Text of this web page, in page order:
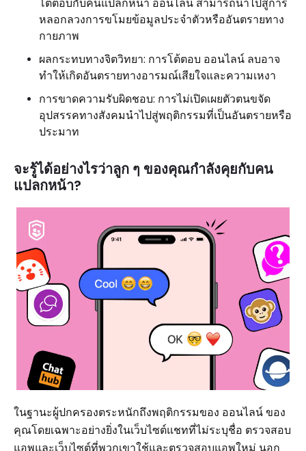
หลอกลวงการขโมยข้อมูลประจำตัวหรืออันตรายทาง
กายภาพ
ผลกระทบทางจิตวิทยา: การโต้ตอบ ออนไลน์ ลบอาจ
ทำให้เกิดอันตรายทางอารมณ์เสียใจและความเหงา
การขาดความรับผิดชอบ: การไม่เปิดเผยตัวตนขจัด
อุปสรรคทางสังคมนำไปสู่พฤติกรรมที่เป็นอันตรายหรือ
ประมาท
จะรู้ได้อย่างไรว่าลูก ๆ ของคุณกำลังคุยกับคน
แปลกหน้า?
ในฐานะผู้ปกครองตระหนักถึงพฤติกรรมของ ออนไลน์ ของ
คุณโดยเฉพาะอย่างยิ่งในเว็บไซต์แชทที่ไม่ระบุชื่อ ตรวจสอบ
แอพและเว็บไซต์ที่พวกเขาใช้และตรวจสอบแอพใหม่ นอก